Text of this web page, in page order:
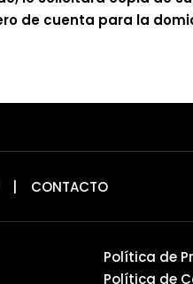
de cuenta para la
| CONTACTO
Política de
Política de